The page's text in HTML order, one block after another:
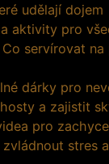
udělají dojem
aktivity pro
servírovat
dárky pro
a zajistit
pro
stres